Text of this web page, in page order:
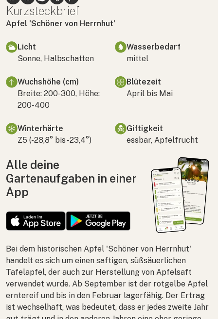
Kurzsteckbrief
Apfel 'Schöner von Herrnhut'
Licht
Sonne, Halbschatten
Wasserbedarf
mittel
Wuchshöhe (cm)
Breite: 200-300, Höhe:
200-400
Blütezeit
April bis Mai
Winterhärte
Z5 (-28,8° bis -23,4°)
Giftigkeit
essbar, Apfelfrucht
Alle deine
Gartenaufgaben in einer
App
Bei dem historischen Apfel 'Schöner von Herrnhut'
handelt es sich um einen saftigen, süßsäuerlichen
Tafelapfel, der auch zur Herstellung von Apfelsaft
verwendet wurde. Ab September ist der rotgelbe Apfel
erntereif und bis in den Februar lagerfähig. Der Ertrag
ist wechselhaft, was bedeutet, dass er jedes zweite Jahr